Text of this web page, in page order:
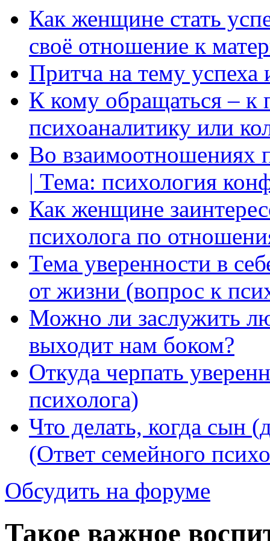
Как женщине стать
своё отношение к
Притча на тему успеха
К кому обращаться – к
психоаналитику или
Во взаимоотношениях
| Тема: психология
Как женщине
психолога по
Тема уверенности в
от жизни (вопрос к
Можно ли заслужить
выходит нам боком?
Откуда черпать
психолога)
Что делать, когда сын
(Ответ семейного
Обсудить на форуме
Такое важное